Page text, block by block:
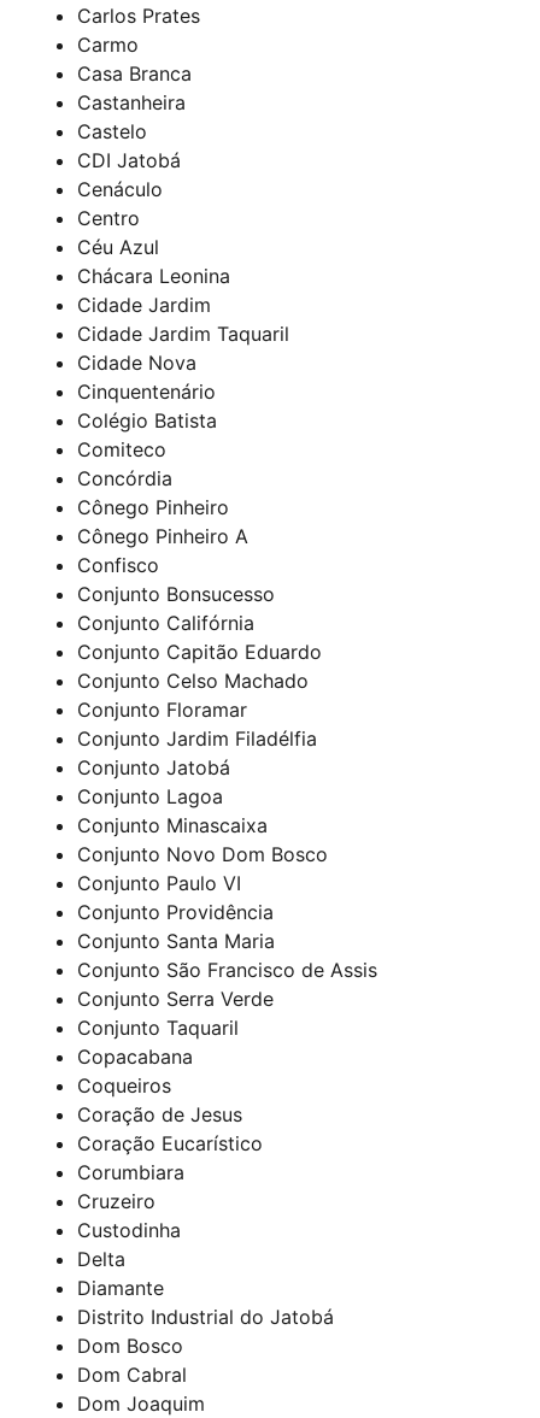
Carlos Prates
Carmo
Casa Branca
Castanheira
Castelo
CDI Jatobá
Cenáculo
Centro
Céu Azul
Chácara Leonina
Cidade Jardim
Cidade Jardim Taquaril
Cidade Nova
Cinquentenário
Colégio Batista
Comiteco
Concórdia
Cônego Pinheiro
Cônego Pinheiro A
Confisco
Conjunto Bonsucesso
Conjunto Califórnia
Conjunto Capitão Eduardo
Conjunto Celso Machado
Conjunto Floramar
Conjunto Jardim Filadélfia
Conjunto Jatobá
Conjunto Lagoa
Conjunto Minascaixa
Conjunto Novo Dom Bosco
Conjunto Paulo VI
Conjunto Providência
Conjunto Santa Maria
Conjunto São Francisco de Assis
Conjunto Serra Verde
Conjunto Taquaril
Copacabana
Coqueiros
Coração de Jesus
Coração Eucarístico
Corumbiara
Cruzeiro
Custodinha
Delta
Diamante
Distrito Industrial do Jatobá
Dom Bosco
Dom Cabral
Dom Joaquim